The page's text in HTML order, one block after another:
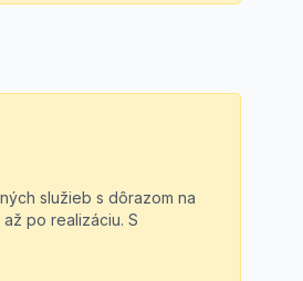
služieb s dôrazom na
po realizáciu. S